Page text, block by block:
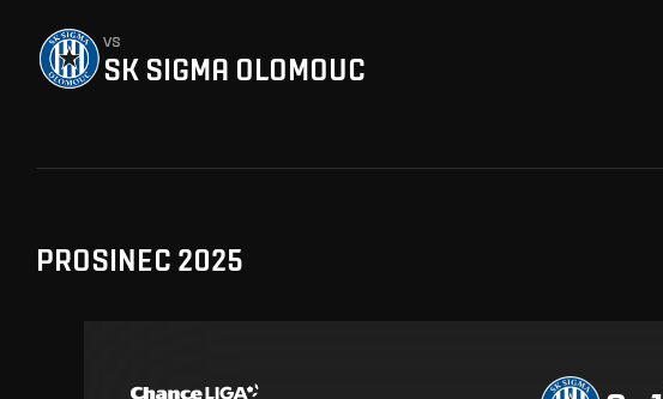
vs
SK SIGMA OLOMOUC
PROSINEC 2025